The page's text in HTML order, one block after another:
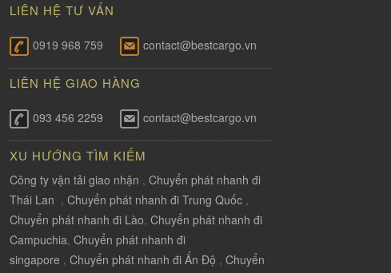
LIÊN HỆ TƯ VẤN
0919 968 759 contact@bestcargo.vn
LIÊN HỆ GIAO HÀNG
093 456 2259 contact@bestcargo.vn
XU HƯỚNG TÌM KIẾM
Công ty vận tải giao nhận , Chuyển phát nhanh đi
Thái Lan , Chuyển phát nhanh đi Trung Quốc ,
Chuyển phát nhanh đi Lào, Chuyển phát nhanh đi
Campuchia, Chuyển phát nhanh đi
singapore , Chuyển phát nhanh đi Ấn Độ , Chuyển